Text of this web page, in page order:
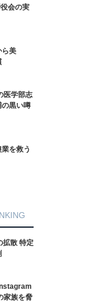
会の実
ら美
医学部志
の黒い噂
を救う
拡散 特定
家族を脅